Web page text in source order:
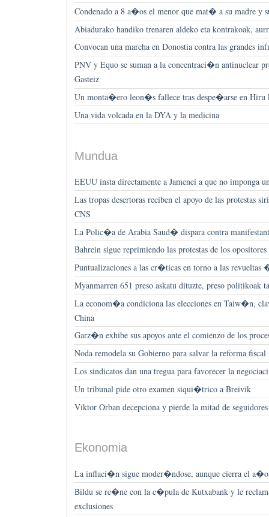
Condenado a 8 a�os el menor que mat� a su madre y
Abiadurako handiko trenaren aldeko eta kontrakoak,
Convocan una marcha en Donostia contra las grandes
PNV y Equo se suman a la concentraci�n antinuclear
Gasteiz
Un monta�ero leon�s fallece tras despe�arse en Hiru
Una vida volcada en la DYA y la medicina
Mundua
EEUU insta directamente a Jamenei a que no imponga
Las tropas desertoras reciben el apoyo de las protestas
CNS
La Polic�a de Arabia Saud� dispara contra
Bahrein sigue reprimiendo las protestas de los
Puntualizaciones a las cr�ticas en torno a las revueltas
Myanmarren 651 preso askatu dituzte, preso politikoak
La econom�a condiciona las elecciones en Taiw�n,
China
Garz�n exhibe sus apoyos ante el comienzo de los
Noda remodela su Gobierno para salvar la reforma fiscal
Los sindicatos dan una tregua para favorecer la
Un tribunal pide otro examen siqui�trico a Breivik
Viktor Orban decepciona y pierde la mitad de seguidores
Ekonomia
La inflaci�n sigue moder�ndose, aunque cierra el
Bildu se re�ne con la c�pula de Kutxabank y le
exclusiones